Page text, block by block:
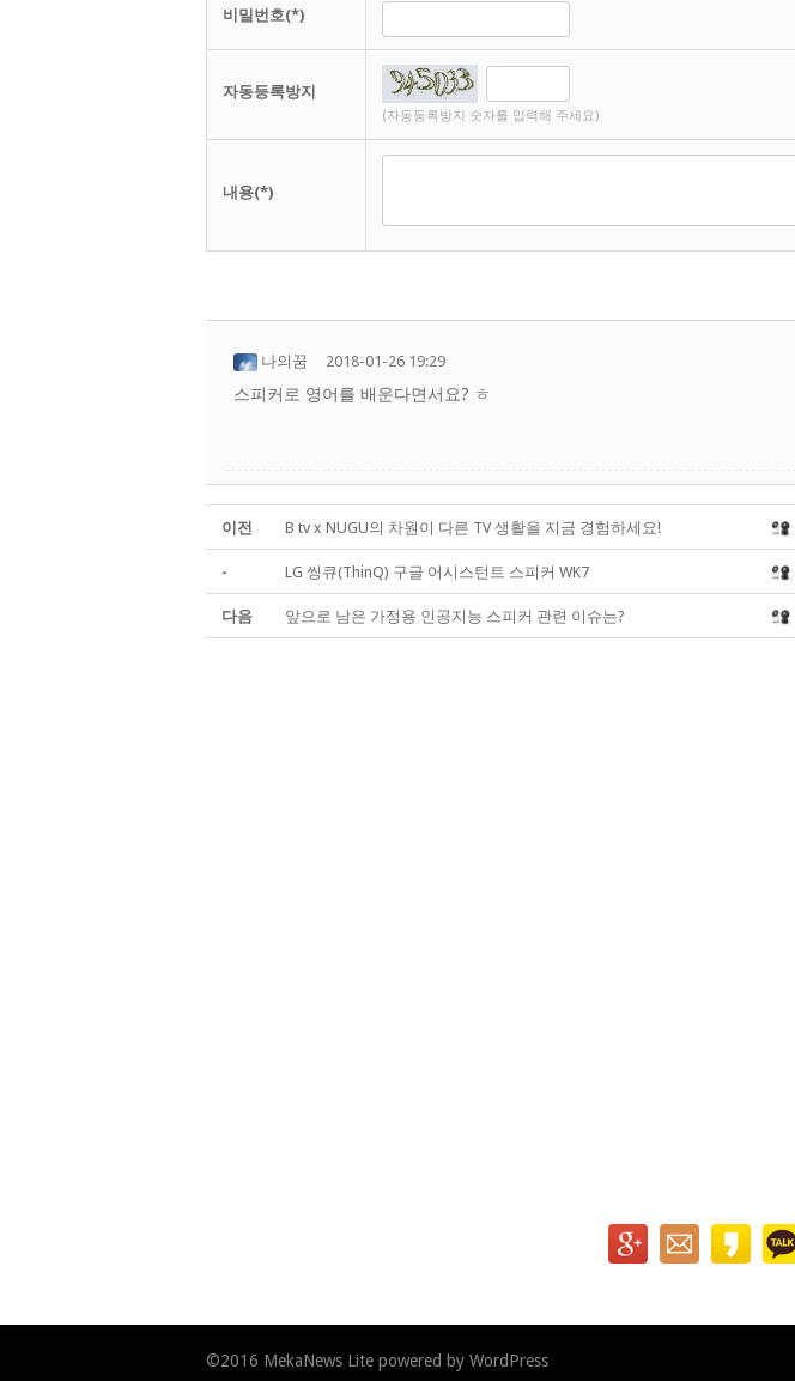
비밀번호(*)
자동등록방지
(자동등록방지 숫자를 입력해 주세요)
내용(*)
나의꿈 2018-01-26 19:29
스피커로 영어를 배운다면서요? ㅎ
이전 B tv x NUGU의 차원이 다른 TV 생활을 지금 경험하세요!
- LG 씽큐(ThinQ) 구글 어시스턴트 스피커 WK7
다음 앞으로 남은 가정용 인공지능 스피커 관련 이슈는?
©2016 MekaNews Lite powered by WordPress